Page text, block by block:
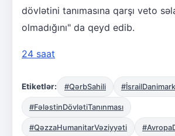
dövlətini tanımasına qarşı veto
olmadığını" da qeyd edib.
24 saat
Etiketlər: #QərbSahili
#FələstinDövlətiTanınması
#QəzzaHumanitarVəziyyəti